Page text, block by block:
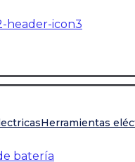
Herramientas
batería